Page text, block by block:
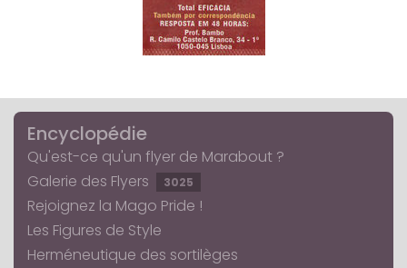
Encyclopédie
Qu'est-ce qu'un flyer de Marabout ?
Galerie des Flyers
3025
Rejoignez la Mago Pride !
Les Figures de Style
Herméneutique des sortilèges